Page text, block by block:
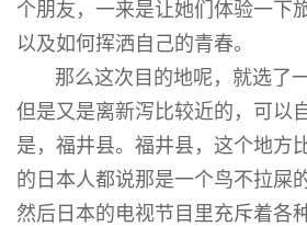
个朋友，一来是让她们体验一下
以及如何挥洒自己的青春。
那么这次目的地呢，就选了一
但是又是离新泻比较近的，可以
是，福井县。福井县，这个地方
的日本人都说那是一个鸟不拉屎
然后日本的电视节目里充斥着各